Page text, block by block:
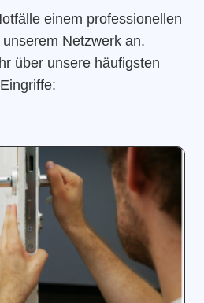
einem professionellen
Netzwerk an.
über unsere häufigsten
Eingriffe: